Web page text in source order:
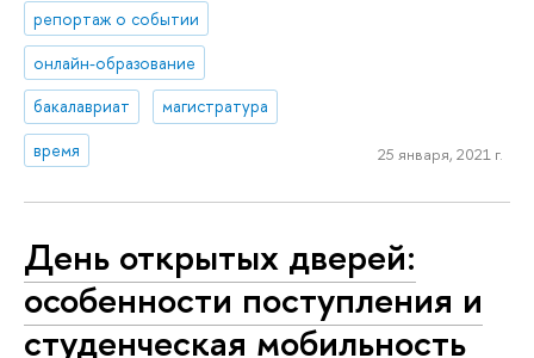
репортаж о событии
онлайн-образование
бакалавриат
магистратура
время
25 января, 2021 г.
День открытых дверей:
особенности поступления и
студенческая мобильность